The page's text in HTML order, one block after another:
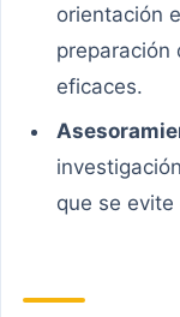
orientación
preparación
eficaces.
que se evite